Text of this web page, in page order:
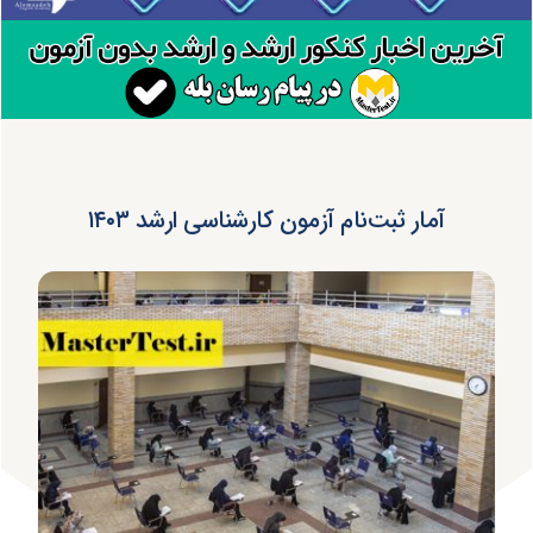
آمار ثبت‌نام آزمون کارشناسی ارشد ۱۴۰۳